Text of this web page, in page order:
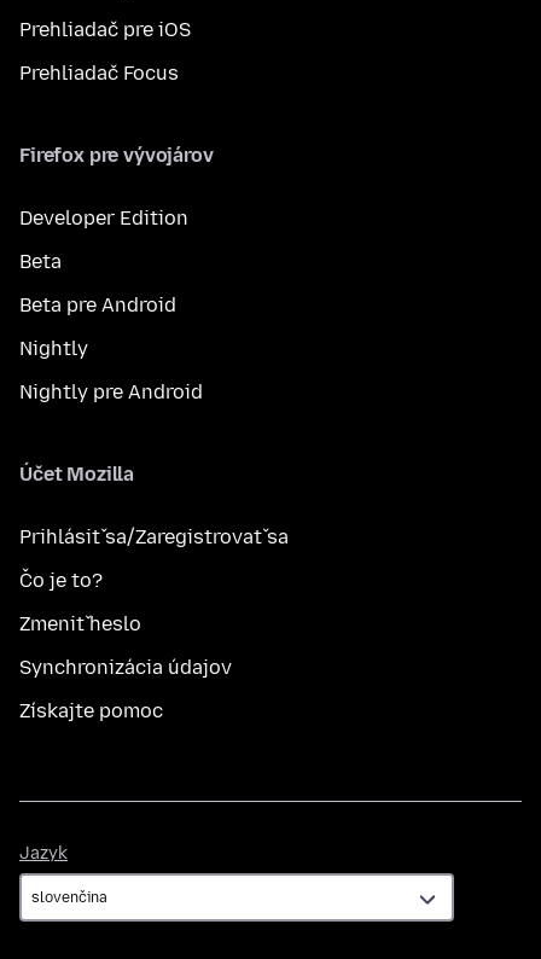
Prehliadač pre iOS
Prehliadač Focus
Firefox pre vývojárov
Developer Edition
Beta
Beta pre Android
Nightly
Nightly pre Android
Účet Mozilla
Prihlásiť sa/Zaregistrovať sa
Čo je to?
Zmeniť heslo
Synchronizácia údajov
Získajte pomoc
Jazyk